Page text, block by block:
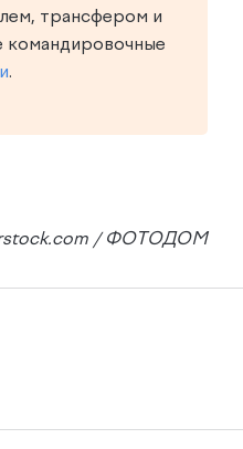
трансфером и
командировочные
.
/ ФОТОДОМ